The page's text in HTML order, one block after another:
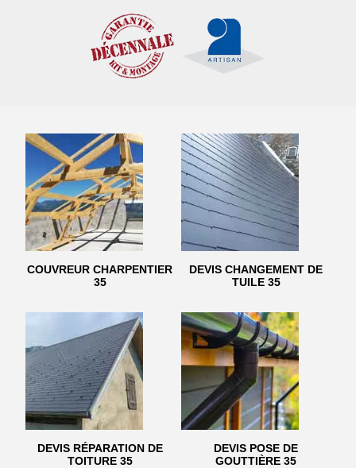
COUVREUR CHARPENTIER
35
DEVIS CHANGEMENT DE
TUILE 35
DEVIS RÉPARATION DE
TOITURE 35
DEVIS POSE DE
GOUTTIÈRE 35